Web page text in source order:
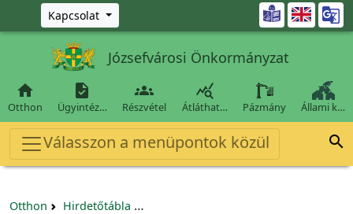
Ugrás a fő tartalomra
Kapcsolat 
Józsefvárosi Önkormányzat

Otthon

Ügyintéz…

Részvétel

Átláthat… Pázmány Állami k…
Válasszon a menüpontok közül 
Otthon Hirdetőtábla